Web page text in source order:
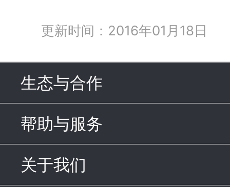
更新时间：2016年01月18日
生态与合作
帮助与服务
关于我们